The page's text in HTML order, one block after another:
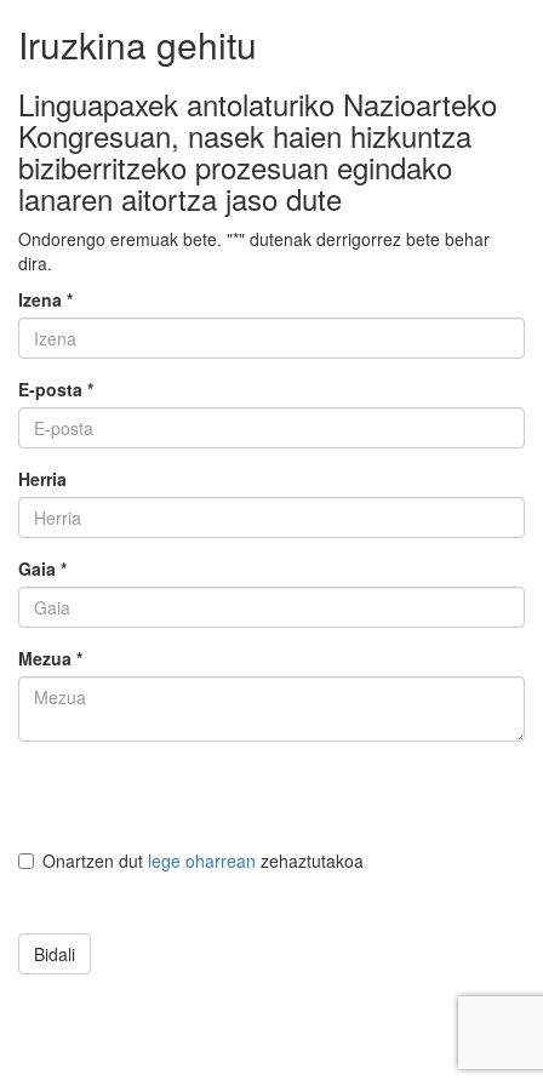
Iruzkina gehitu
Linguapaxek antolaturiko Nazioarteko
Kongresuan, nasek haien hizkuntza
biziberritzeko prozesuan egindako
lanaren aitortza jaso dute
Ondorengo eremuak bete. "*" dutenak derrigorrez bete behar
dira.
Izena *
E-posta *
Herria
Gaia *
Mezua *
Onartzen dut lege oharrean zehaztutakoa
Bidali